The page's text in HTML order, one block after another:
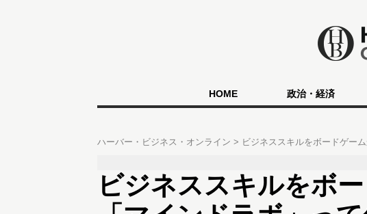
HOME 政治・経済
ハーバー・ビジネス・オンライン ビジネススキルをボードゲー
ビジネススキルをボ